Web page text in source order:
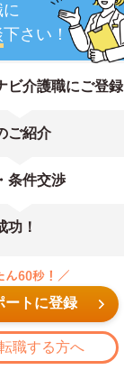
下さい！
ビ介護職にご登録
ご紹介
条件交渉
功！
ートに登録
職する方へ